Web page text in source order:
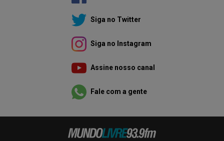
Siga no Twitter
Siga no Instagram
Assine nosso canal
Fale com a gente